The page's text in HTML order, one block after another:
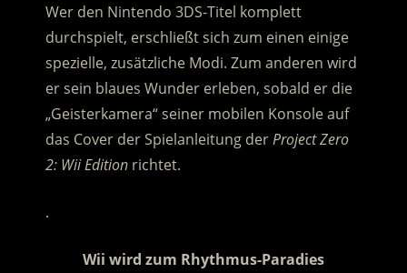
Wer den Nintendo 3DS-Titel komplett
durchspielt, erschließt sich zum einen einige
spezielle, zusätzliche Modi. Zum anderen wird
er sein blaues Wunder erleben, sobald er die
„Geisterkamera“ seiner mobilen Konsole auf
das Cover der Spielanleitung derProject Zero
2: Wii Editionrichtet.
.
Wii wird zum Rhythmus-Paradies